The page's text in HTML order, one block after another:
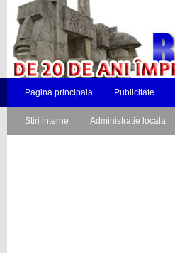
Pagina principala Publicitate
Stiri interne Administratie locala